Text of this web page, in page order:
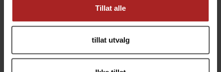
Tillat alle
tillat utvalg
styles is 35-40°C (95-104°F)
Lag phase, total fermentation time, attenuation and
fermentation temperature and nutritional quality of the
wort. Our research suggests that pitching LalBrew®